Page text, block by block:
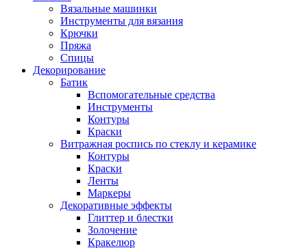
Вязальные машинки
Инструменты для вязания
Крючки
Пряжа
Спицы
Декорирование
Батик
Вспомогательные средства
Инструменты
Контуры
Краски
Витражная роспись по стеклу и керамике
Контуры
Краски
Ленты
Маркеры
Декоративные эффекты
Глиттер и блестки
Золочение
Кракелюр